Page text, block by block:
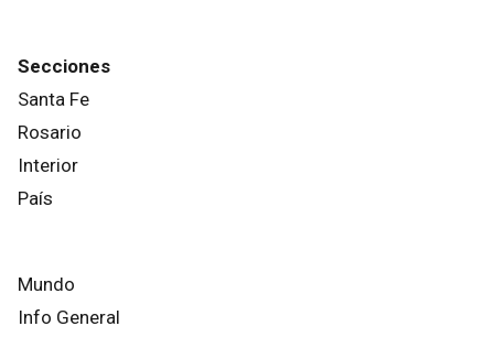
Secciones
Santa Fe
Rosario
Interior
País
Mundo
Info General